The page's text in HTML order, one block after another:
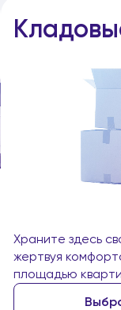
Храните здесь
жертвуя
площадью